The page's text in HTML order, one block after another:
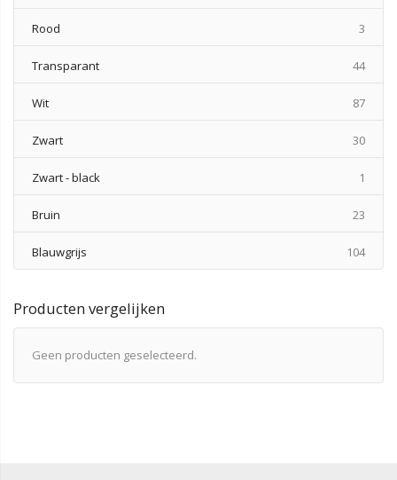
Rood 3
Transparant 44
Wit 87
Zwart 30
Zwart - black 1
Bruin 23
Blauwgrijs 104
Producten vergelijken
Geen producten geselecteerd.